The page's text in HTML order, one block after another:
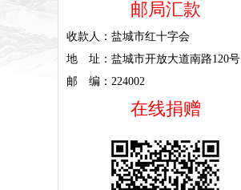
邮局汇款
收款人：盐城市红十字会
地 址：盐城市开放大道南路120号
邮 编：224002
在线捐赠